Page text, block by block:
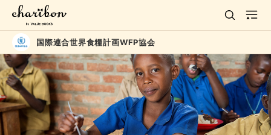
国際連合世界食糧計画WFP協会